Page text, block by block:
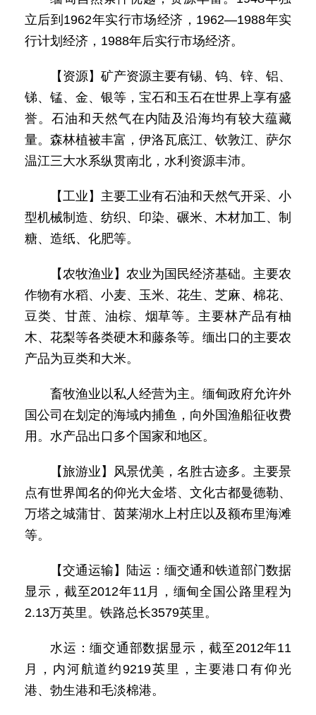
立后到1962年实行市场经济，1962—1988年实
行计划经济，1988年后实行市场经济。
【资源】矿产资源主要有锡、钨、锌、铝、
锑、锰、金、银等，宝石和玉石在世界上享有盛
誉。石油和天然气在内陆及沿海均有较大蕴藏
量。森林植被丰富，伊洛瓦底江、钦敦江、萨尔
温江三大水系纵贯南北，水利资源丰沛。
【工业】主要工业有石油和天然气开采、小
型机械制造、纺织、印染、碾米、木材加工、制
糖、造纸、化肥等。
【农牧渔业】农业为国民经济基础。主要农
作物有水稻、小麦、玉米、花生、芝麻、棉花、
豆类、甘蔗、油棕、烟草等。主要林产品有柚
木、花梨等各类硬木和藤条等。缅出口的主要农
产品为豆类和大米。
畜牧渔业以私人经营为主。缅甸政府允许外
国公司在划定的海域内捕鱼，向外国渔船征收费
用。水产品出口多个国家和地区。
【旅游业】风景优美，名胜古迹多。主要景
点有世界闻名的仰光大金塔、文化古都曼德勒、
万塔之城蒲甘、茵莱湖水上村庄以及额布里海滩
等。
【交通运输】陆运：缅交通和铁道部门数据
显示，截至2012年11月，缅甸全国公路里程为
2.13万英里。铁路总长3579英里。
水运：缅交通部数据显示，截至2012年11
月，内河航道约9219英里，主要港口有仰光
港、勃生港和毛淡棉港。